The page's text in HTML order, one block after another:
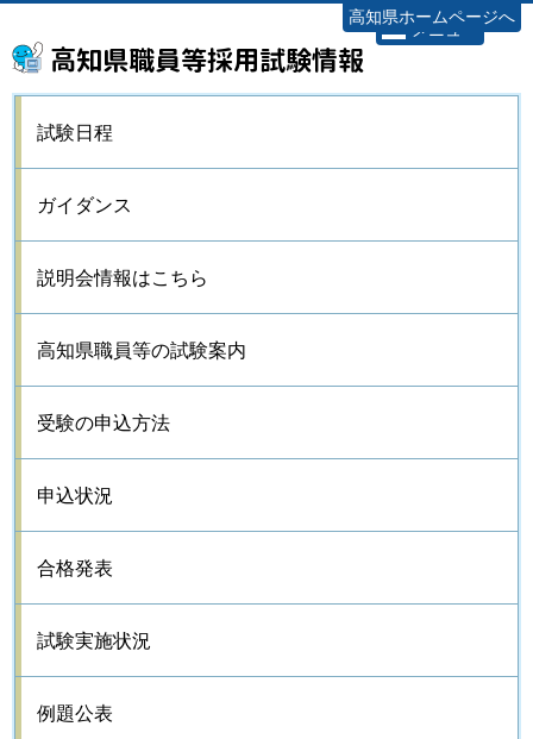
高知県職員等採用試験情報
高知県ホームページへ
メニュー
試験日程
ガイダンス
説明会情報はこちら
高知県職員等の試験案内
受験の申込方法
申込状況
合格発表
試験実施状況
例題公表